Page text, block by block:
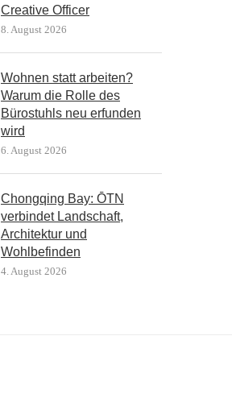
Creative Officer
8. August 2026
Wohnen statt arbeiten?
Warum die Rolle des
Bürostuhls neu erfunden
wird
6. August 2026
Chongqing Bay: ŌTN
verbindet Landschaft,
Architektur und
Wohlbefinden
4. August 2026